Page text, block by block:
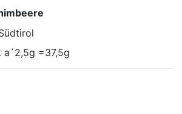
a´2,5g =37,5g